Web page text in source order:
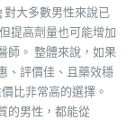
對大多數男性來說已
提高劑量也可能增加
師。 整體來說，如果
、評價佳、且藥效穩
比非常高的選擇。
的男性，都能從